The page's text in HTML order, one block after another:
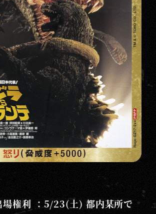
権利 ：5/23(土) 都内某所で